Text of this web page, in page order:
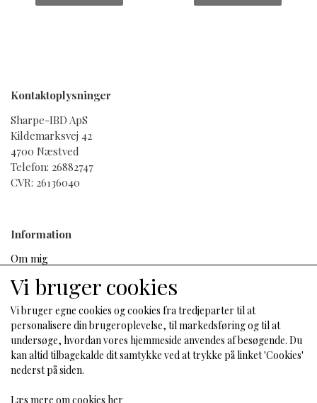
Kontaktoplysninger
Sharpe-IBD ApS
Kildemarksvej 42
4700 Næstved
Telefon: 26882747
CVR: 26136040
Information
Om mig
Cookies
Fortrydelse og reklamation
Sociale medier
Vi bruger cookies
Vi bruger egne cookies og cookies fra tredjeparter til at
personalisere din brugeroplevelse, til markedsføring og til at
undersøge, hvordan vores hjemmeside anvendes af besøgende. Du
kan altid tilbagekalde dit samtykke ved at trykke på linket 'Cookies'
nederst på siden.
Læs mere om cookies her